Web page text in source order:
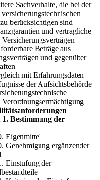
Sachverhalte, die bei der
berücksichtigen sind
und vertragliche
Beträge aus
und gegenüber
mit Erfahrungsdaten
der Aufsichtsbehörde
Bestimmung der
Eigenmittel
Genehmigung ergänzender
Einstufung der